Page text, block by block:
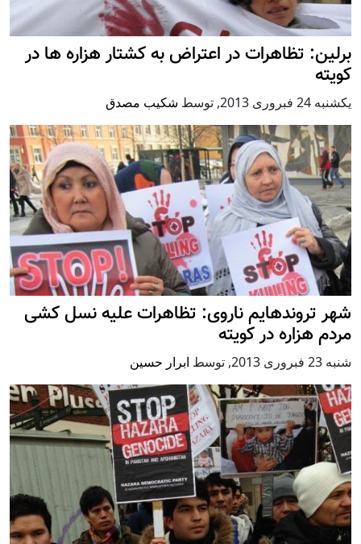
برلین: تظاهرات در اعتراض به کشتار هزاره ها در
کویته
يكشنبه 24 فبروری 2013 , توسط شکیب مصدق
شهر تروندهایم ناروی: تظاهرات علیه نسل کشی
مردم هزاره در کویته
شنبه 23 فبروری 2013 , توسط ابرار حسین